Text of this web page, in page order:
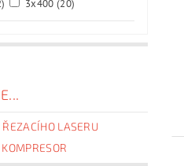
3x400 (20)
ŘEZACÍHO LASERU